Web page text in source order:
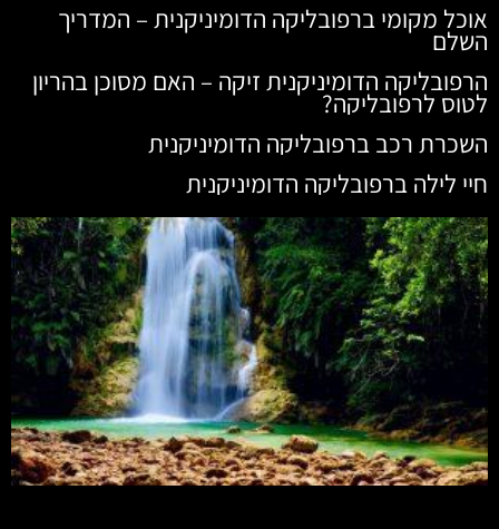
אוכל מקומי ברפובליקה הדומיניקנית – המדריך
השלם
הרפובליקה הדומיניקנית זיקה – האם מסוכן בהריון
לטוס לרפובליקה?
השכרת רכב ברפובליקה הדומיניקנית
חיי לילה ברפובליקה הדומיניקנית